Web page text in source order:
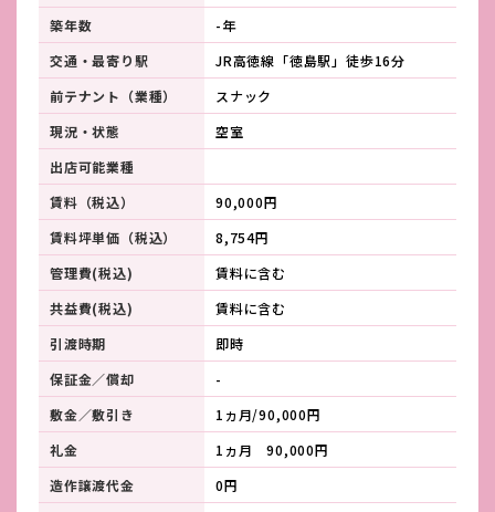
築年数
-年
交通・最寄り駅
JR高徳線「徳島駅」徒歩16分
前テナント（業種）
スナック
現況・状態
空室
出店可能業種
賃料（税込）
90,000円
賃料坪単価（税込）
8,754円
管理費(税込)
賃料に含む
共益費(税込)
賃料に含む
引渡時期
即時
保証金／償却
-
敷金／敷引き
1ヵ月/90,000円
礼金
1ヵ月 90,000円
造作譲渡代金
0円